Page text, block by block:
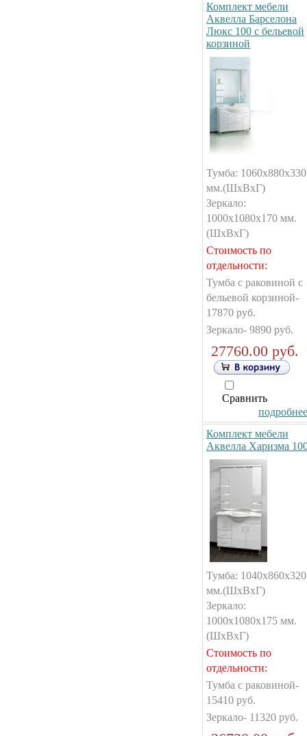
Комплект мебели
Аквелла Барселона
Люкс 100 с бельевой
корзиной
Тумба: 1060x880x330
мм.(ШxВxГ)
Зеркало:
1000x1080x170 мм.
(ШxВxГ)
Стоимость по
отдельности:
Тумба с раковиной с
бельевой корзиной-
17870 руб.
Зеркало- 9890 руб.
27760.00 руб.
Сравнить
Комплект мебели
Аквелла Харизма
Тумба: 1040x860x320
мм.(ШxВxГ)
Зеркало:
1000x1080x175 мм.
(ШxВxГ)
Стоимость по
отдельности:
Тумба с раковиной-
15410 руб.
Зеркало- 11320 руб.